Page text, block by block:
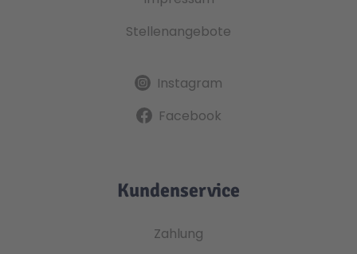
Stellenangebote
Instagram
Facebook
Kundenservice
Zahlung